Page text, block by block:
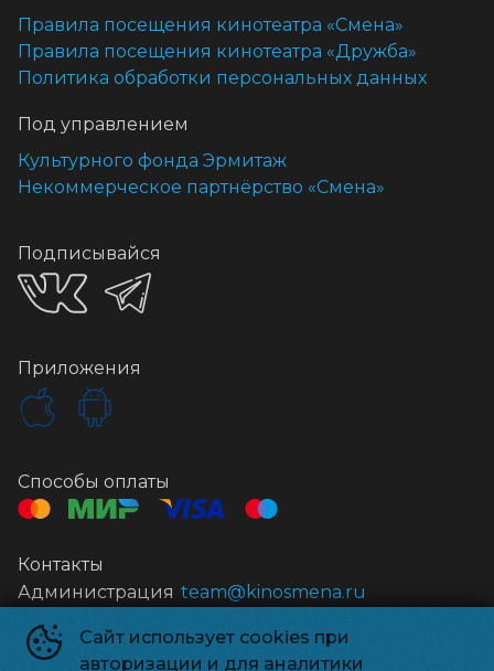
Сайт использует cookies при
авторизации и для аналитики
Правила посещения кинотеатра «Смена»
Правила посещения кинотеатра «Дружба»
Политика обработки персональных данных
Под управлением
Культурного фонда Эрмитаж
Некоммерческое партнёрство «Смена»
Подписывайся
Приложения
Способы оплаты
Контакты
Администрация team@kinosmena.ru
Киносмена © 2026